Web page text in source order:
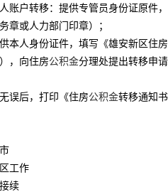
账户转移：提供专管员身份证原件
章或人力部门印章）；
本人身份证件，填写《雄安新区住房
，向住房公积金分理处提出转移申请
误后，打印《住房公积金转移通知
工作
续